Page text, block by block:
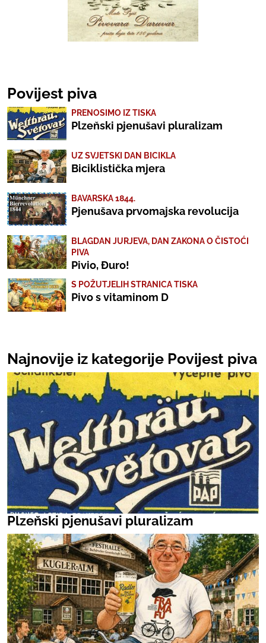
Povijest piva
PRENOSIMO IZ TISKA
Plzeňski pjenušavi pluralizam
UZ SVJETSKI DAN BICIKLA
Biciklistička mjera
BAVARSKA 1844.
Pjenušava prvomajska revolucija
BLAGDAN JURJEVA, DAN ZAKONA O ČISTOĆI
PIVA
Pivio, Đuro!
S POŽUTJELIH STRANICA TISKA
Pivo s vitaminom D
Najnovije iz kategorije Povijest piva
Plzeňski pjenušavi pluralizam